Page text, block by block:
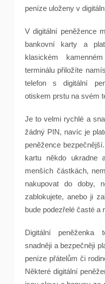
peníze uloženy v
V digitální peněžence
bankovní karty a
klasickém
terminálu přiložíte
telefon s digitální
otiskem prstu na svém
Je to velmi rychlé a
žádný PIN, navíc je
peněžence
kartu někdo
menších částkách,
nakupovat do doby,
zablokujete, anebo ji
bude podezřelé časté a
Digitální peněženka
snadněji a bezpečněji
peníze přátelům či
Některé digitální